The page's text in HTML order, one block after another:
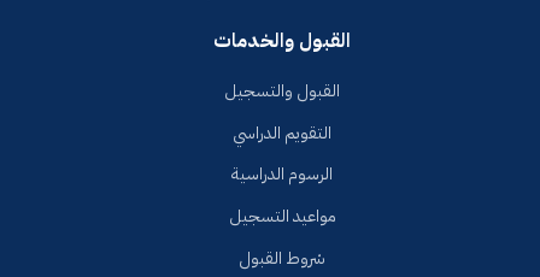
القبول والخدمات
القبول والتسجيل
التقويم الدراسي
الرسوم الدراسية
مواعيد التسجيل
شروط القبول